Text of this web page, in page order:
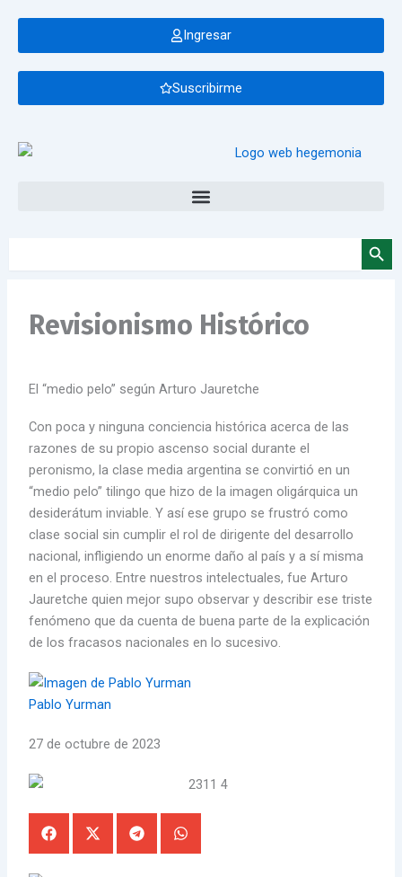
contenido
Ingresar
Suscribirme
Botón de
Revisionismo Histórico
El “medio pelo” según Arturo Jauretche
Con poca y ninguna conciencia histórica acerca de las
razones de su propio ascenso social durante el
peronismo, la clase media argentina se convirtió en un
“medio pelo” tilingo que hizo de la imagen oligárquica un
desiderátum inviable. Y así ese grupo se frustró como
clase social sin cumplir el rol de dirigente del desarrollo
nacional, infligiendo un enorme daño al país y a sí misma
en el proceso. Entre nuestros intelectuales, fue Arturo
Jauretche quien mejor supo observar y describir ese triste
fenómeno que da cuenta de buena parte de la explicación
de los fracasos nacionales en lo sucesivo.
Pablo Yurman
27 de octubre de 2023